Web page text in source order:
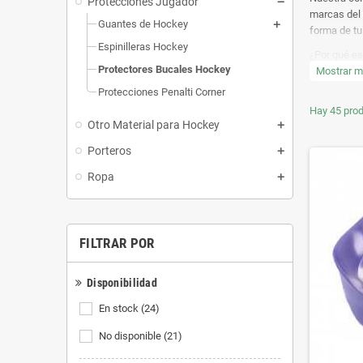
Guantes de Hockey
Espinilleras Hockey
Protectores Bucales Hockey
Protecciones Penalti Corner
Otro Material para Hockey
Porteros
Ropa
FILTRAR POR
Disponibilidad
En stock (24)
No disponible (21)
marcas
forma de
protector
lesiones
En
No
estar
sonrisa
Mostrar
Hay 45